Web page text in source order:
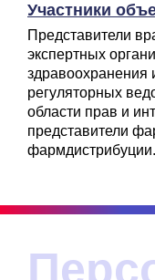
Участники
Представители
экспертных
здравоохранения
регуляторных
области прав и
представители
фармдистрибуции.